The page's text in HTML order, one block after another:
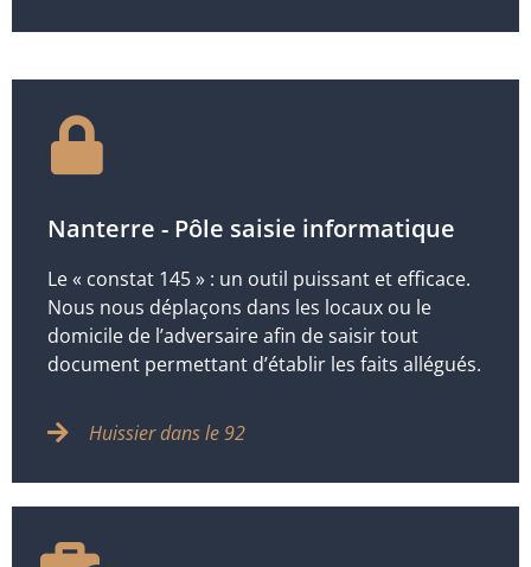
Nanterre - Pôle saisie informatique
Le « constat 145 » : un outil puissant et efficace.
Nous nous déplaçons dans les locaux ou le
domicile de l’adversaire afin de saisir tout
document permettant d’établir les faits allégués.
Huissier dans le 92